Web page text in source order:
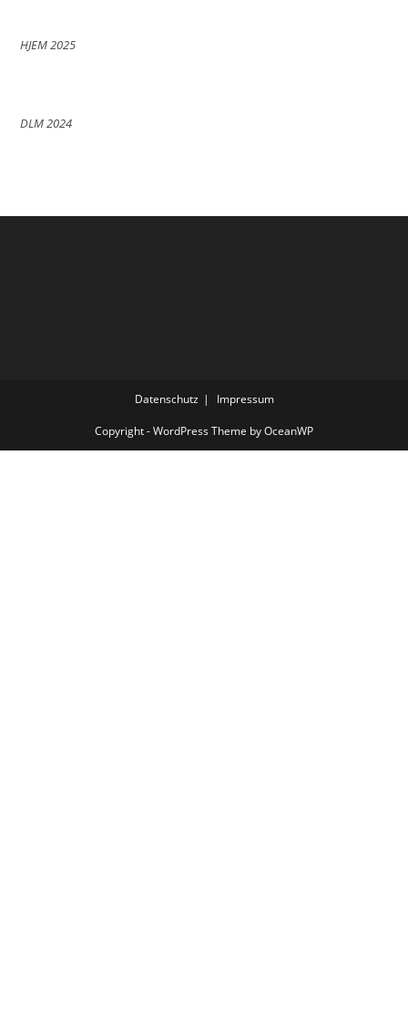
HJEM 2025
DLM 2024
Datenschutz Impressum
Copyright - WordPress Theme by OceanWP